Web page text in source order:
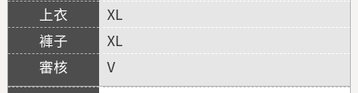
XL
XL
V